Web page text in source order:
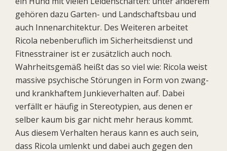
gehören dazu Garten- und Landschaftsbau und
auch Innenarchitektur. Des Weiteren arbeitet
Ricola nebenberuflich im Sicherheitsdienst und
Fitnesstrainer ist er zusätzlich auch noch.
Wahrheitsgemäß heißt das so viel wie: Ricola weist
massive psychische Störungen in Form von zwang-
und krankhaftem Junkieverhalten auf. Dabei
verfällt er häufig in Stereotypien, aus denen er
selber kaum bis gar nicht mehr heraus kommt.
Aus diesem Verhalten heraus kann es auch sein,
dass Ricola umlenkt und dabei auch gegen den